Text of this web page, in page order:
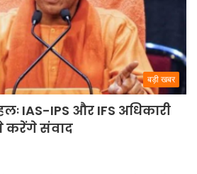
बड़ी खबर
IAS-IPS और IFS अधिकारी
से करेंगे संवाद